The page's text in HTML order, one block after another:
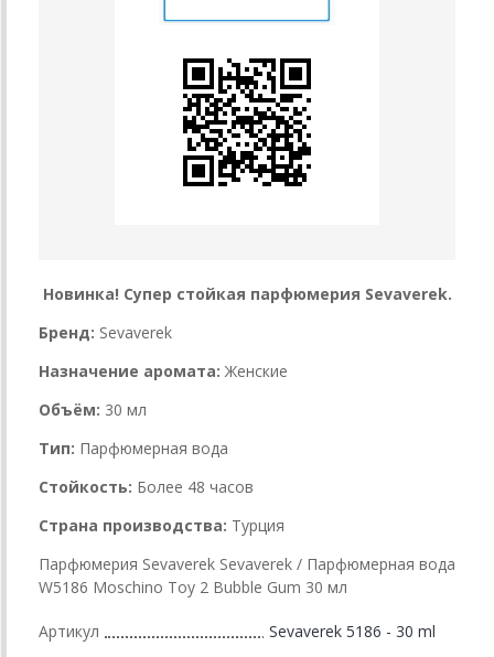
Новинка! Супер стойкая парфюмерия Sevaverek.
Бренд: Sevaverek
Назначение аромата: Женские
Объём: 30 мл
Тип: Парфюмерная вода
Стойкость: Более 48 часов
Страна производства: Турция
Парфюмерия Sevaverek Sevaverek / Парфюмерная вода
W5186 Moschino Toy 2 Bubble Gum 30 мл
Артикул Sevaverek 5186 - 30 ml